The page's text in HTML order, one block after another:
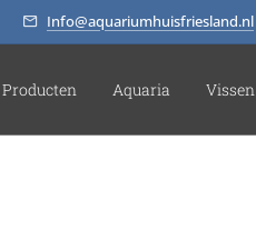
Info@aquariumhuisfriesland.nl
Producten Aquaria Vissen